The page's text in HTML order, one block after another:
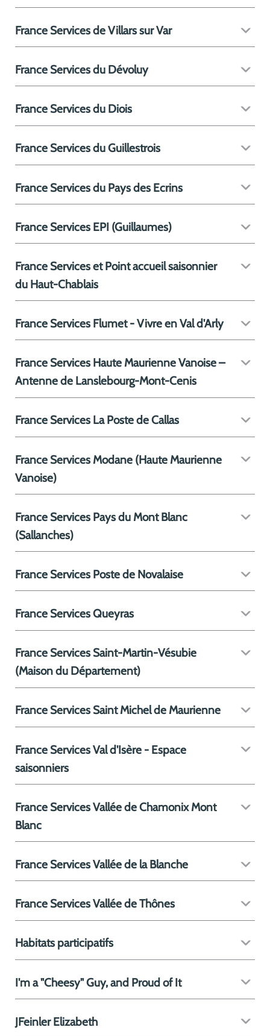
France Services de Villars sur Var
France Services du Dévoluy
France Services du Diois
France Services du Guillestrois
France Services du Pays des Ecrins
France Services EPI (Guillaumes)
France Services et Point accueil saisonnier
du Haut-Chablais
France Services Flumet - Vivre en Val d'Arly
France Services Haute Maurienne Vanoise –
Antenne de Lanslebourg-Mont-Cenis
France Services La Poste de Callas
France Services Modane (Haute Maurienne
Vanoise)
France Services Pays du Mont Blanc
(Sallanches)
France Services Poste de Novalaise
France Services Queyras
France Services Saint-Martin-Vésubie
(Maison du Département)
France Services Saint Michel de Maurienne
France Services Val d'Isère - Espace
saisonniers
France Services Vallée de Chamonix Mont
Blanc
France Services Vallée de la Blanche
France Services Vallée de Thônes
Habitats participatifs
I'm a "Cheesy" Guy, and Proud of It
JFeinler Elizabeth